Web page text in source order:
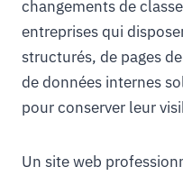
changements de
entreprises qui
structurés, de pages
de données internes
pour conserver leur
Un site web